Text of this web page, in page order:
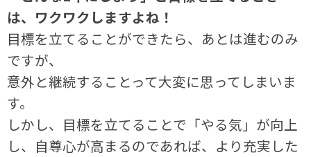
は、ワクワクしますよね！
目標を立てることができたら、あとは進むのみ
ですが、
意外と継続することって大変に思ってしまいま
す。
しかし、目標を立てることで「やる気」が向上
し、自尊心が高まるのであれば、より充実した